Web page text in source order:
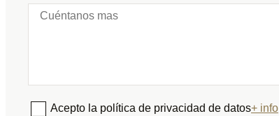
Acepto la política de privacidad de datos+ info